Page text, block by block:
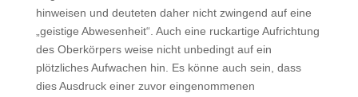
hinweisen und deuteten daher nicht zwingend auf eine
„geistige Abwesenheit“. Auch eine ruckartige Aufrichtung
des Oberkörpers weise nicht unbedingt auf ein
plötzliches Aufwachen hin. Es könne auch sein, dass
dies Ausdruck einer zuvor eingenommenen